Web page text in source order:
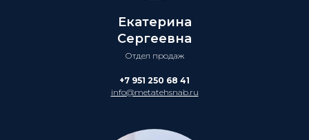
Екатерина
Сергеевна
Отдел продаж
+7 951 250 68 41
info@metatehsnab.ru